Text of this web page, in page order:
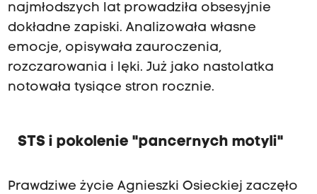
najmłodszych lat prowadziła obsesyjnie
dokładne zapiski. Analizowała własne
emocje, opisywała zauroczenia,
rozczarowania i lęki. Już jako nastolatka
notowała tysiące stron rocznie.
STS i pokolenie "pancernych motyli"
Prawdziwe życie Agnieszki Osieckiej zaczęło